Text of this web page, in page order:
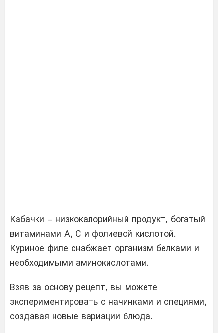
Кабачки – низкокалорийный продукт, богатый
витаминами А, С и фолиевой кислотой.
Куриное филе снабжает организм белками и
необходимыми аминокислотами.
Взяв за основу рецепт, вы можете
экспериментировать с начинками и специями,
создавая новые вариации блюда.